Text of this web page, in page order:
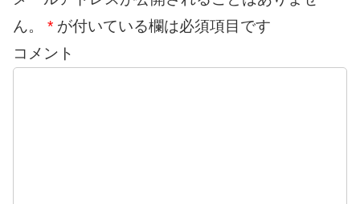
ん。
* が付いている欄は必須項目です
コメント